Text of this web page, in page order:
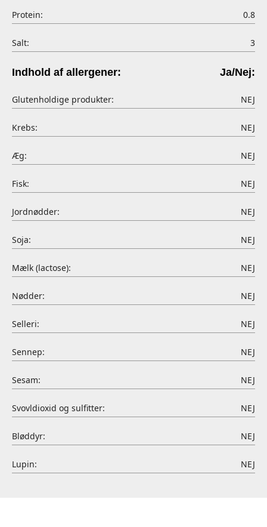
Protein: 0.8
Salt: 3
Indhold af allergener: Ja/Nej:
Glutenholdige produkter: NEJ
Krebs: NEJ
Æg: NEJ
Fisk: NEJ
Jordnødder: NEJ
Soja: NEJ
Mælk (lactose): NEJ
Nødder: NEJ
Selleri: NEJ
Sennep: NEJ
Sesam: NEJ
Svovldioxid og sulfitter: NEJ
Bløddyr: NEJ
Lupin: NEJ